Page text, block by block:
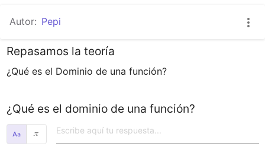
Abrir sesión
Autor: Pepi
Repasamos la teoría
¿Qué es el Dominio de una función?
¿Qué es el dominio de una función?
𝜋